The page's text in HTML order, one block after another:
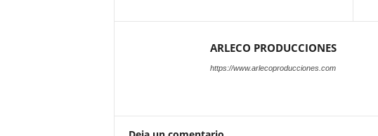
ARLECO PRODUCCIONES
https://www.arlecoproducciones.com